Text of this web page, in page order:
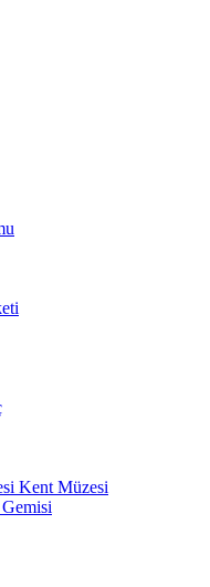
Kent Müzesi